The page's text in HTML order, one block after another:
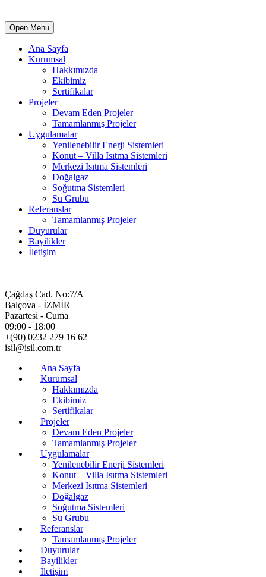
Open Menu
Ana Sayfa
Kurumsal
Hakkımızda
Ekibimiz
Sertifikalar
Projeler
Devam Eden Projeler
Tamamlanmış Projeler
Uygulamalar
Yenilenebilir Enerji Sistemleri
Konut – Villa Isıtma Sistemleri
Merkezi Isıtma Sistemleri
Doğalgaz
Soğutma Sistemleri
Su Grubu
Referanslar
Tamamlanmış Projeler
Duyurular
Bayilikler
İletişim
Çağdaş Cad. No:7/A
Balçova - İZMİR
Pazartesi - Cuma
09:00 - 18:00
+(90) 0232 279 16 62
isil@isil.com.tr
Ana Sayfa
Kurumsal
Hakkımızda
Ekibimiz
Sertifikalar
Projeler
Devam Eden Projeler
Tamamlanmış Projeler
Uygulamalar
Yenilenebilir Enerji Sistemleri
Konut – Villa Isıtma Sistemleri
Merkezi Isıtma Sistemleri
Doğalgaz
Soğutma Sistemleri
Su Grubu
Referanslar
Tamamlanmış Projeler
Duyurular
Bayilikler
İletişim